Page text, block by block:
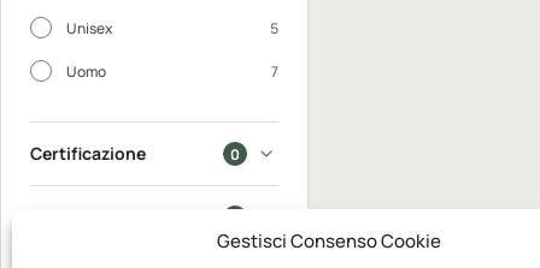
Gestisci Consenso Cookie
Unisex 5
Uomo 7
Certificazione 0